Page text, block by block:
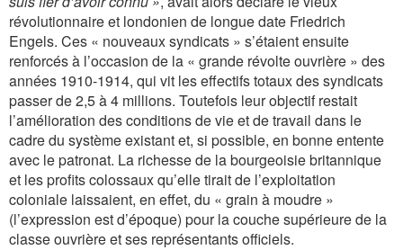
révolutionnaire et londonien de longue date Friedrich
Engels. Ces « nouveaux syndicats » s’étaient ensuite
renforcés à l’occasion de la « grande révolte ouvrière » des
années 1910-1914, qui vit les effectifs totaux des syndicats
passer de 2,5 à 4 millions. Toutefois leur objectif restait
l’amélioration des conditions de vie et de travail dans le
cadre du système existant et, si possible, en bonne entente
avec le patronat. La richesse de la bourgeoisie britannique
et les profits colossaux qu’elle tirait de l’exploitation
coloniale laissaient, en effet, du « grain à moudre »
(l’expression est d’époque) pour la couche supérieure de la
classe ouvrière et ses représentants officiels.